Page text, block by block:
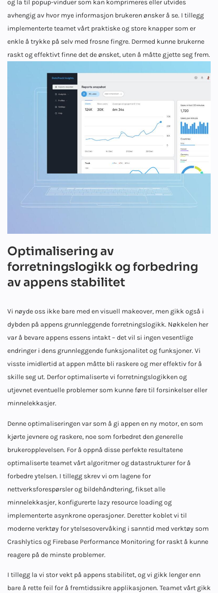
og la til popup-vinduer som kan komprimeres eller utvides
avhengig av hvor mye informasjon brukeren ønsker å se. I tillegg
implementerte teamet vårt praktiske og store knapper som er
enkle å trykke på selv med frosne fingre. Dermed kunne brukerne
raskt og effektivt finne det de ønsket, uten å måtte gjette seg frem.
Optimalisering av
forretningslogikk og forbedring
av appens stabilitet
Vi nøyde oss ikke bare med en visuell makeover, men gikk også i
dybden på appens grunnleggende forretningslogikk. Nøkkelen her
var å bevare appens essens intakt – det vil si ingen vesentlige
endringer i dens grunnleggende funksjonalitet og funksjoner. Vi
visste imidlertid at appen måtte bli raskere og mer effektiv for å
skille seg ut. Derfor optimaliserte vi forretningslogikken og
utjevnet eventuelle problemer som kunne føre til forsinkelser eller
minnelekkasjer.
Denne optimaliseringen var som å gi appen en ny motor, en som
kjørte jevnere og raskere, noe som forbedret den generelle
brukeropplevelsen. For å oppnå disse perfekte resultatene
optimaliserte teamet vårt algoritmer og datastrukturer for å
forbedre ytelsen. I tillegg skrev vi om lagene for
nettverksforespørsler og bildehåndtering, fikset alle
minnelekkasjer, konfigurerte lazy resource loading og
implementerte asynkrone operasjoner. Deretter koblet vi til
moderne verktøy for ytelsesovervåking i sanntid med verktøy som
Crashlytics og Firebase Performance Monitoring for raskt å kunne
reagere på de minste problemer.
I tillegg la vi stor vekt på appens stabilitet, og vi gikk lenger enn
bare å rette feil for å fremtidssikre applikasjonen. Teamet vårt gikk